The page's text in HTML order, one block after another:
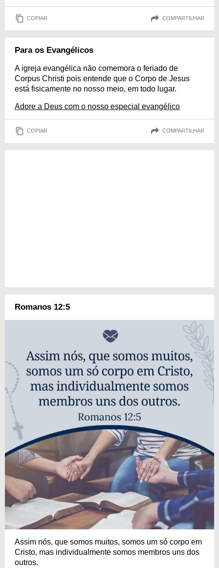
COPIAR COMPARTILHAR
Para os Evangélicos
A igreja evangélica não comemora o feriado de
Corpus Christi pois entende que o Corpo de Jesus
está fisicamente no nosso meio, em todo lugar.
Adore a Deus com o nosso especial evangélico
COPIAR COMPARTILHAR
Romanos 12:5
Assim nós, que somos muitos, somos um só corpo em
Cristo, mas individualmente somos membros uns dos
outros.